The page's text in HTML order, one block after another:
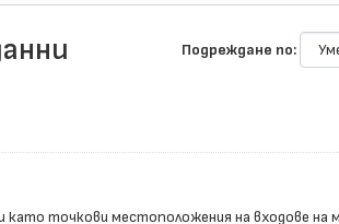
Подреждане по
точкови местоположения на входове на